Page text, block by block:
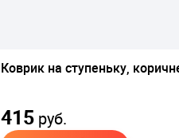
Коврик на ступеньку,
415 руб.